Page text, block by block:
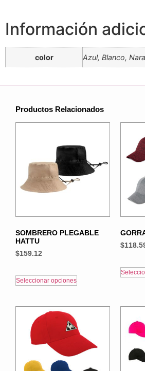
Información
color Azul, Blanco,
Productos Relacionados
SOMBRERO PLEGABLE
HATTU
$159.12
Seleccionar opciones
$